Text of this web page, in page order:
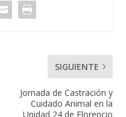
SIGUIENTE
Jornada de Castración y
Cuidado Animal en la
Unidad 24 de Florencio